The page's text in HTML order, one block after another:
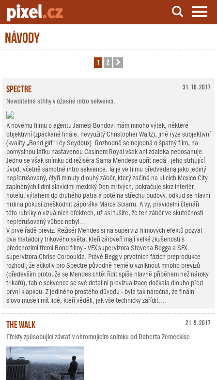
Server o natáčení a zpracování videa
Návody
1 2
31. 10. 2017
Spectre
Neviditelné střihy v úžasné intro sekvenci.
K novému filmu o agentu Jamesi Bondovi mám mnoho výtek, některé
objektivní (zpackané finále, nevyužitý Christopher Waltz), jiné ryze subjektivní
(kvality „Bond girl“ Léy Seydoux). Rozhodně se nejedná o špatný film, na
pomyslnou laťku nastavenou Casinem Royal však ani zdaleka nedosahuje.
Jedno se však snímku od režiséra Sama Mendese upřít nedá - jeho strhující
úvod, včetně samotné intro sekvence. Ta je ve filmu předvedena jako jediný
nepřerušovaný, čtyři minuty dlouhý záběr, který začíná na ulicích Mexico City
zaplněných lidmi slavícími mexický Den mrtvých, pokračuje skrz interiér
hotelu, výtahem do druhého patra a poté na střechu budovy, odkud se hlavní
hrdina pokusí zneškodnit záporáka Marca Sciarru. A vy, pravidelní čtenáři
této rubriky o vizuálních efektech, už asi tušíte, že ten záběr ve skutečnosti
nepřerušovaný vůbec nebyl...
V prvé řadě previz. Režisér Mendes si na supervizi filmových efektů pozval
dva matadory trikového světa, kteří zároveň mají velké zkušenosti s
předchozími třemi Bond filmy - VFX supervizora Stevena Begga a SFX
supervizora Chrise Corboulda. Právě Begg v prvotních fázích preprodukce
rozhodl, že ačkoliv pro Spectre původně nemělo vzniknout mnoho previzů
(především proto, že se Mendes chtěl řídit spíše hlavně příběhem než nároky
trikařů), tahle sekvence se své detailní previzualizace dočkala dlouho před
první klapkou. Z jediného prostého důvodu - byla tak náročná, že finální
slovo museli mít lidé, kteří věděli, jak vše technicky zařídit....
21. 9. 2017
The Walk
Efekty způsobující závrať v ohromujícím snímku od Roberta Zemeckise.